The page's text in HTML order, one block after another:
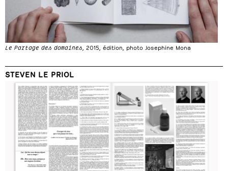
Le Partage des domaines , 2015, édition, photo Josephine Mona
STEVEN LE PRIOL